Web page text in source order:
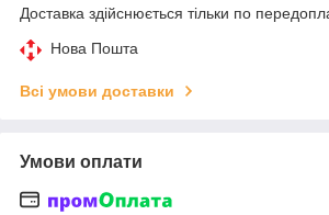
Доставка здійснюється тільки по
Нова Пошта
Всі умови доставки
Умови оплати